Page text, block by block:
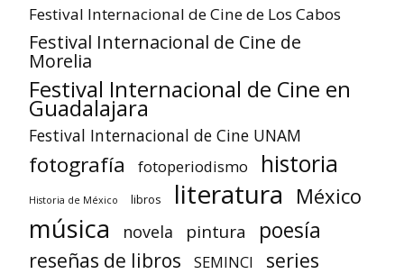
Festival Internacional de Cine de Los Cabos
Festival Internacional de Cine de
Morelia
Festival Internacional de Cine en
Guadalajara
Festival Internacional de Cine UNAM
fotografía fotoperiodismo historia
Historia de México libros literatura México
música novela pintura poesía
reseñas de libros SEMINCI series